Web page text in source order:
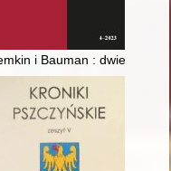
bazyliańskich
i Bauman : dwie